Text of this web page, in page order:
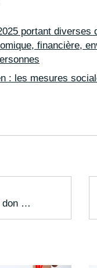
portant
financière,
: les mesures
Réduction d’impôt pour don : attention à la contrepartie